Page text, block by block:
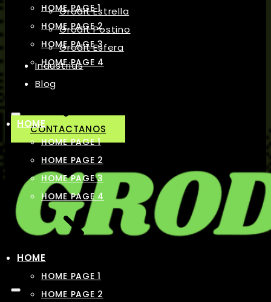
Grodit Estrella
Grodit Postino
Grodit Esfera
Industrias
Blog
CONTACTANOS
HOME PAGE 1
HOME PAGE 2
HOME PAGE 3
HOME PAGE 4
HOME
HOME PAGE 1
HOME PAGE 2
HOME PAGE 3
HOME PAGE 4
HOME
HOME PAGE 1
HOME PAGE 2